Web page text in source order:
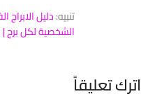
تنبيه:دليل الابراج
الشخصية لكل برج
اترك تعليقاً